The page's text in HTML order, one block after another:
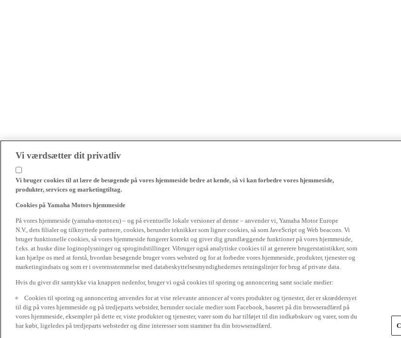
Vi værdsætter dit privatliv
Vi bruger cookies til at lære de besøgende på vores hjemmeside bedre at kende, så vi kan forbedre vores hjemmeside,
produkter, services og marketingtiltag.
Cookies på Yamaha Motors hjemmeside
På vores hjemmeside (yamaha-motor.eu) – og på eventuelle lokale versioner af denne – anvender vi, Yamaha Motor Europe
N.V., dets filialer og tilknyttede partnere, cookies, herunder teknikker som ligner cookies, så som JaveScript og Web beacons. Vi
bruger funktionelle cookies, så vores hjemmeside fungerer korrekt og giver dig grundlæggende funktioner på vores hjemmeside,
f.eks. at huske dine loginoplysninger og sprogindstillinger. Vibruger også analytiske cookies til at generere brugerstatistikker, som
kan hjælpe os med at forstå, hvordan besøgende bruger vores websted og for at forbedre vores hjemmeside, produkter, tjenester og
marketingindsats og som er i overensstemmelse med databeskyttelsesmyndighedernes retningslinjer for brug af private data.
Hvis du giver dit samtykke via knappen nedenfor, bruger vi også cookies til sporing og annoncering samt sociale medier:
Cookies til sporing og annoncering anvendes for at vise relevante annoncer af vores produkter og tjenester, der er skræddersyet
til dig på vores hjemmeside og på tredjeparts websider, herunder sociale medier som Facebook, baseret på din browseradfærd på
vores hjemmeside, eksempler på dette er, viste produkter og tjenester, varer som du har tilføjet til din indkøbskurv og varer, som du
har købt, ligeledes på tredjeparts websteder og dine interesser som stammer fra din browseradfærd.